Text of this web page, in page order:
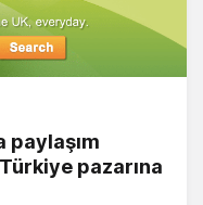
paylaşım
pazarına